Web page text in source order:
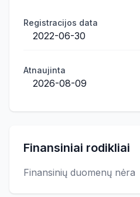
Registracijos data
2022-06-30
Atnaujinta
2026-08-09
Finansiniai rodikliai
Finansinių duomenų nėra